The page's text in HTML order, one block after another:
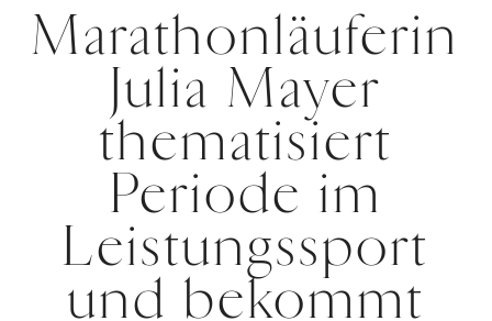
Marathonläuferin
Julia Mayer
thematisiert
Periode im
Leistungssport
und bekommt